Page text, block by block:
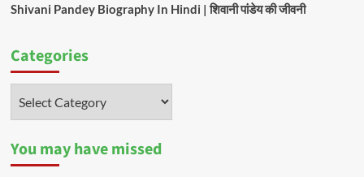
Shivani Pandey Biography In Hindi | शिवानी पांडेय की जीवनी
Categories
You may have missed